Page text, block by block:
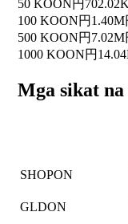
50 KOON円702.02K
100 KOON円1.40M
500 KOON円7.02M
1000 KOON円
Mga sikat
SHOPON
GLDON